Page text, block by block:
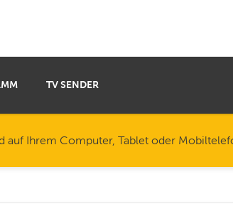
TV SENDER
auf Ihrem Computer, Tablet oder